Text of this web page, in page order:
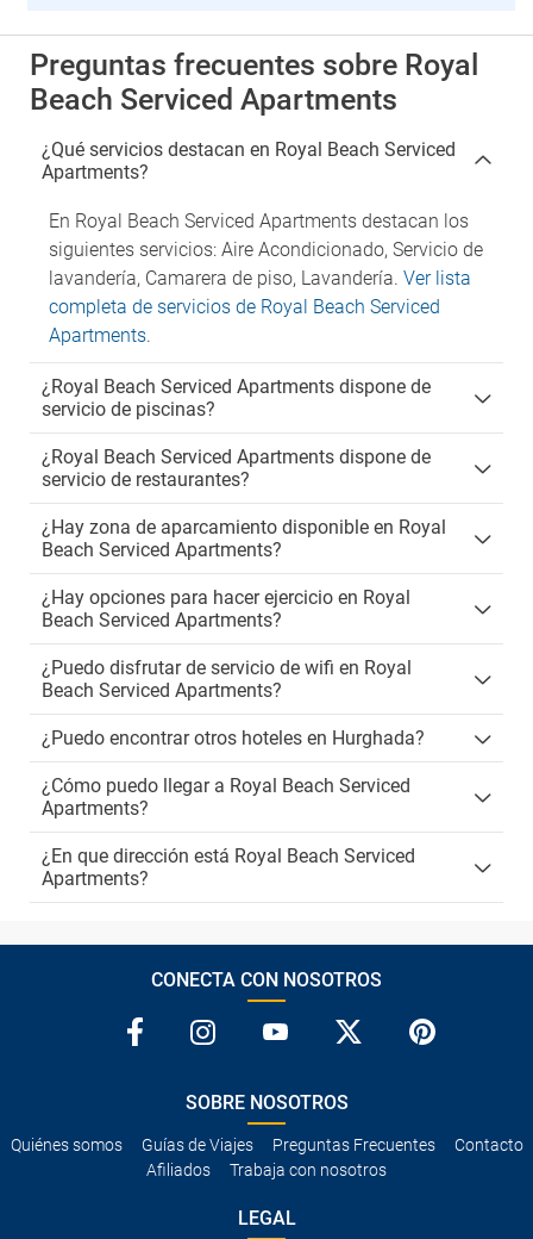
Preguntas frecuentes sobre Royal
Beach Serviced Apartments
¿Qué servicios destacan en Royal Beach Serviced
Apartments?
En Royal Beach Serviced Apartments destacan los
siguientes servicios: Aire Acondicionado, Servicio de
lavandería, Camarera de piso, Lavandería. Ver lista
completa de servicios de Royal Beach Serviced
Apartments.
¿Royal Beach Serviced Apartments dispone de
servicio de piscinas?
¿Royal Beach Serviced Apartments dispone de
servicio de restaurantes?
¿Hay zona de aparcamiento disponible en Royal
Beach Serviced Apartments?
¿Hay opciones para hacer ejercicio en Royal
Beach Serviced Apartments?
¿Puedo disfrutar de servicio de wifi en Royal
Beach Serviced Apartments?
¿Puedo encontrar otros hoteles en Hurghada?
¿Cómo puedo llegar a Royal Beach Serviced
Apartments?
¿En que dirección está Royal Beach Serviced
Apartments?
CONECTA CON NOSOTROS
SOBRE NOSOTROS
Quiénes somos Guías de Viajes Preguntas Frecuentes
Contacto
Afiliados
Trabaja con nosotros
LEGAL